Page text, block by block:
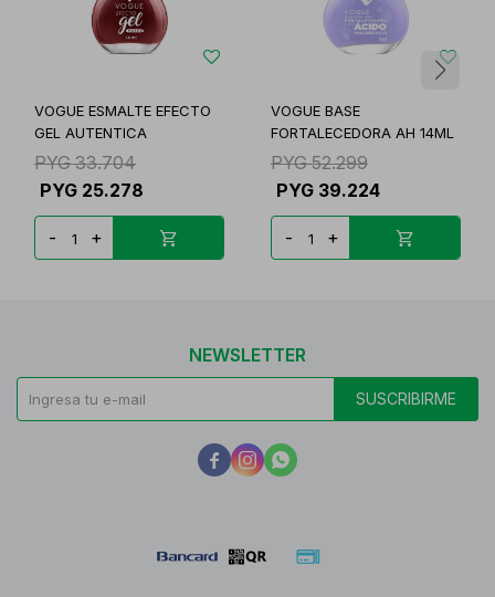
VOGUE ESMALTE EFECTO
GEL AUTENTICA
PYG 33.704
PYG 25.278
- +
VOGUE BASE
FORTALECEDORA AH 14ML
PYG 52.299
PYG 39.224
- +
NEWSLETTER
SUSCRIBIRME
  